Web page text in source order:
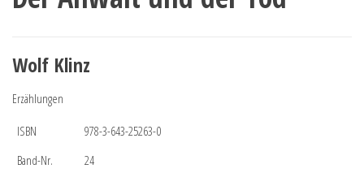
Wolf Klinz
Erzählungen
ISBN
978-3-643-25263-0
Band-Nr.
24